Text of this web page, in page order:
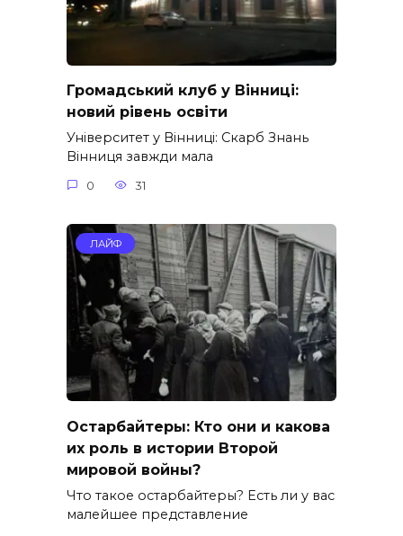
Громадський клуб у Вінниці:
новий рівень освіти
Університет у Вінниці: Скарб Знань
Вінниця завжди мала
0 31
ЛАЙФ
Остарбайтеры: Кто они и какова
их роль в истории Второй
мировой войны?
Что такое остарбайтеры? Есть ли у вас
малейшее представление